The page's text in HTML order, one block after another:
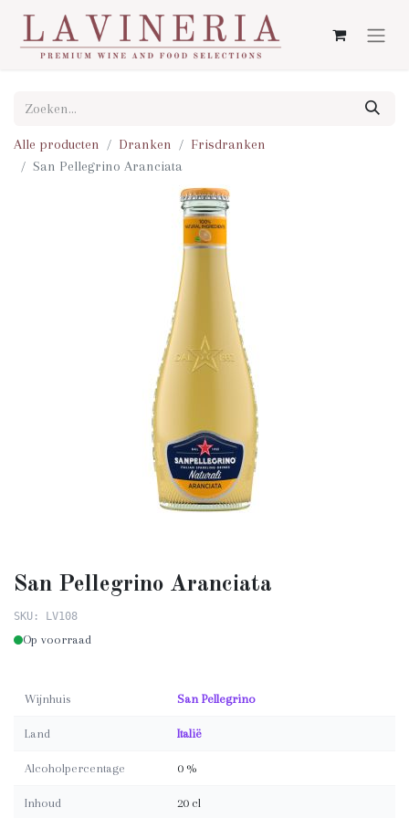
Alle producten Dranken
Frisdranken
San Pellegrino Aranciata
San Pellegrino Aranciata
SKU: LV108
Op voorraad
Wijnhuis San Pellegrino
Land Italië
Alcoholpercentage 0 %
Inhoud 20 cl